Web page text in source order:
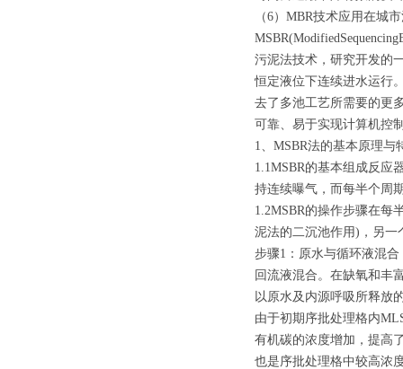
（6）MBR技术应用在城
污泥法技术，研究开发的
恒定液位下连续进水运行
去了多池工艺所需要的更
可靠、易于实现计算机控
1、MSBR法的基本原理与
1.1MSBR的基本组成反应
持连续曝气，而每半个周
1.2MSBR的操作步骤在每
泥法的二沉池作用)，另一
步骤1：原水与循环液混
回流液混合。在缺氧和丰
以原水及内源呼吸所释放
由于初期序批处理格内
有机碳的浓度增加，提高
也是序批处理格中较高浓